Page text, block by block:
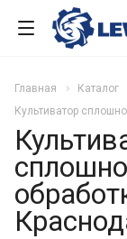
Главная Каталог
Культиватор